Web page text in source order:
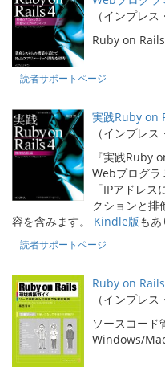
（インプレス
Ruby on
読者サポートページ
実践Ruby on
（インプレス
『実践Ruby
Webプログラ
「IPアドレ
クションと排
容を含みます。 Kindle版もあ
読者サポートページ
Ruby on
（インプレス
ソースコード
Windows/